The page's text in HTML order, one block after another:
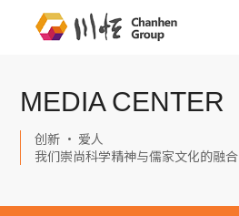
MEDIA CENTER
创新 · 爱人
我们崇尚科学精神与儒家文化的融合